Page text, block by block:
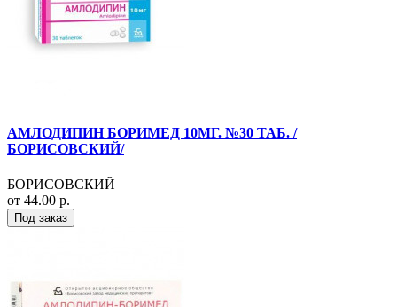
АМЛОДИПИН БОРИМЕД 10МГ. №30 ТАБ. /
БОРИСОВСКИЙ/
БОРИСОВСКИЙ
от 44.00 р.
Под заказ